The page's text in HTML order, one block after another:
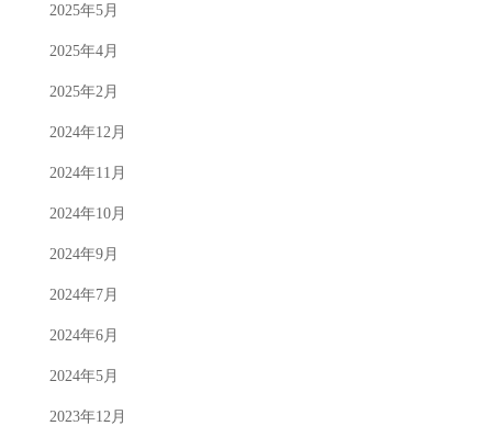
2025年5月
2025年4月
2025年2月
2024年12月
2024年11月
2024年10月
2024年9月
2024年7月
2024年6月
2024年5月
2023年12月